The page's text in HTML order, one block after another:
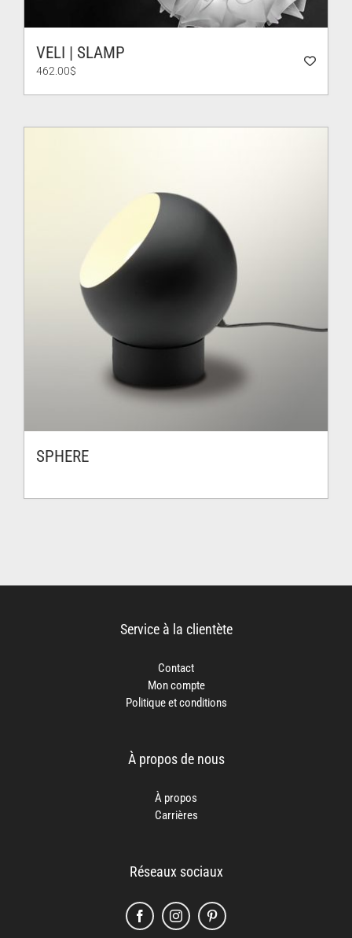
VELI | SLAMP
462.00$
SPHERE
Service à la clientète
Contact
Mon compte
Politique et conditions
À propos de nous
À propos
Carrières
Réseaux sociaux